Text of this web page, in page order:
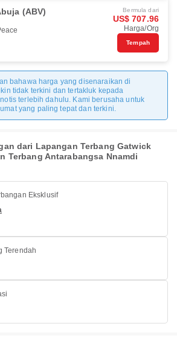
(ABV) Bermula dari
US$ 707.96
Harga/Org
Tempah
bahawa harga yang disenaraikan di
tidak terkini dan tertakluk kepada
terlebih dahulu. Kami berusaha untuk
yang paling tepat dan terkini.
dari Lapangan Terbang Gatwick
Terbang Antarabangsa Nnamdi
Eksklusif
Terendah